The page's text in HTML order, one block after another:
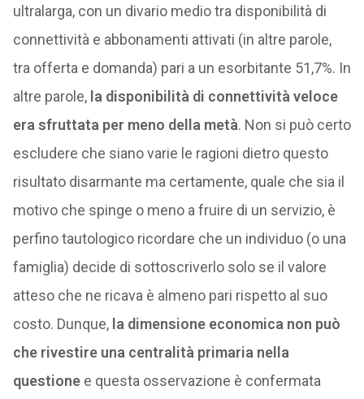
ultralarga, con un divario medio tra disponibilità di
connettività e abbonamenti attivati (in altre parole,
tra offerta e domanda) pari a un esorbitante 51,7%. In
altre parole, la disponibilità di connettività veloce
era sfruttata per meno della metà. Non si può certo
escludere che siano varie le ragioni dietro questo
risultato disarmante ma certamente, quale che sia il
motivo che spinge o meno a fruire di un servizio, è
perfino tautologico ricordare che un individuo (o una
famiglia) decide di sottoscriverlo solo se il valore
atteso che ne ricava è almeno pari rispetto al suo
costo. Dunque, la dimensione economica non può
che rivestire una centralità primaria nella
questionee questa osservazione è confermata